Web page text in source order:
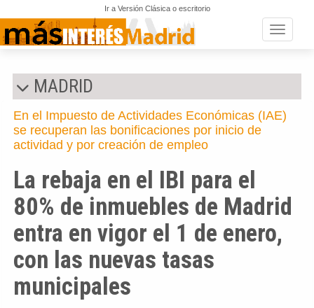
Ir a Versión Clásica o escritorio
Toggle
MADRID
En el Impuesto de Actividades Económicas (IAE)
se recuperan las bonificaciones por inicio de
actividad y por creación de empleo
La rebaja en el IBI para el
80% de inmuebles de Madrid
entra en vigor el 1 de enero,
con las nuevas tasas
municipales